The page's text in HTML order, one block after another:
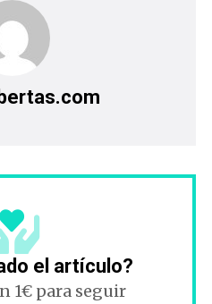
el artículo?
1€ para seguir